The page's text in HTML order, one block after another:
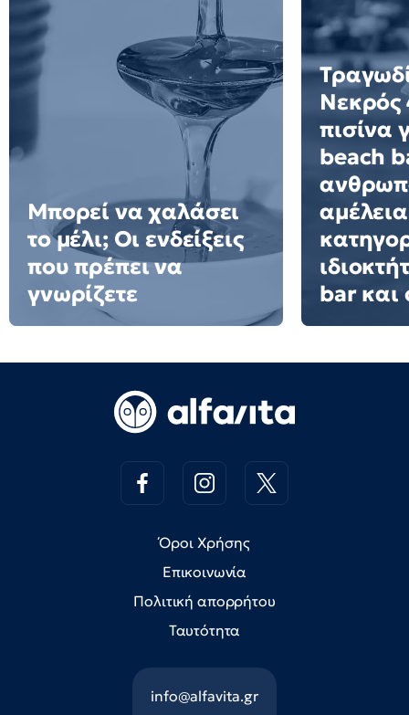
Μπορεί να χαλάσει
το μέλι; Οι ενδείξεις
που πρέπει να
γνωρίζετε
Νεκρός
πισίνα
beach
αμέλεια
bar και
Όροι Χρήσης
Επικοινωνία
Πολιτική απορρήτου
Ταυτότητα
info@alfavita.gr